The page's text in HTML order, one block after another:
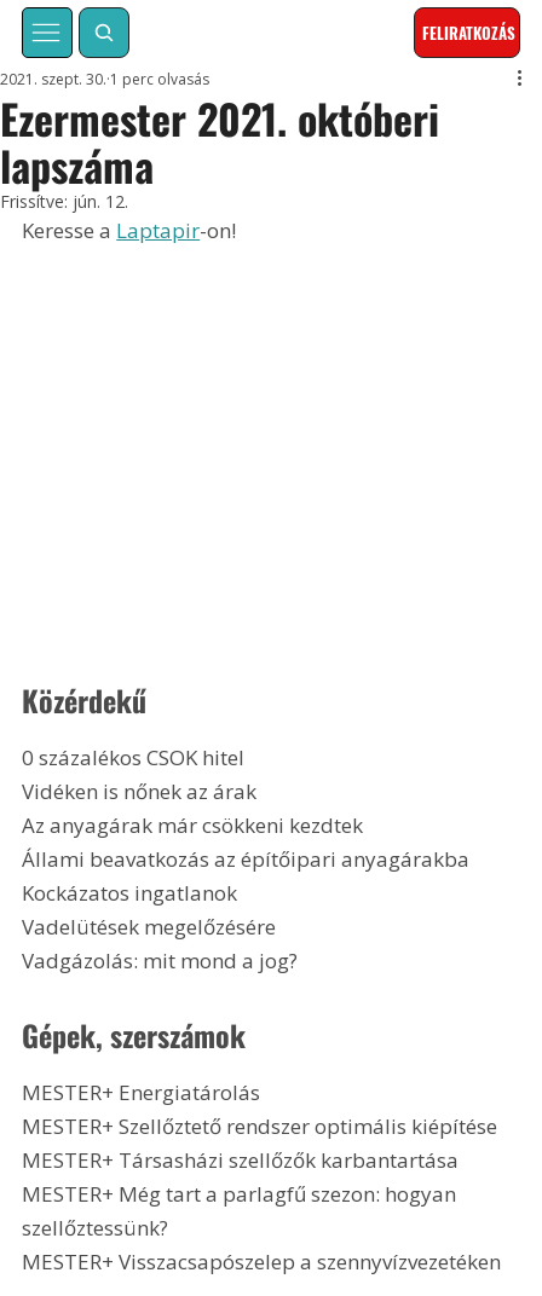
FELIRATKOZÁS
Ezermester 2021. októberi
lapszáma
2021. szept. 30. 1 perc olvasás
Frissítve: jún. 12.
Keresse a Laptapir-on!
Közérdekű
0 százalékos CSOK hitel
Vidéken is nőnek az árak
Az anyagárak már csökkeni kezdtek
Állami beavatkozás az építőipari anyagárakba
Kockázatos ingatlanok
Vadelütések megelőzésére
Vadgázolás: mit mond a jog?
Gépek, szerszámok
MESTER+ Energiatárolás
MESTER+ Szellőztető rendszer optimális kiépítése
MESTER+ Társasházi szellőzők karbantartása
MESTER+ Még tart a parlagfű szezon: hogyan
szellőztessünk?
MESTER+ Visszacsapószelep a szennyvízvezetéken